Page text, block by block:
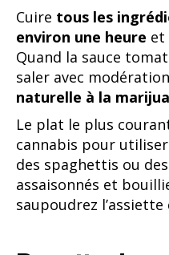
Cuire tous les
environ une heure et
Quand la sauce
saler avec
naturelle à la
Le plat le plus
cannabis pour
des spaghettis ou
assaisonnés et
saupoudrez